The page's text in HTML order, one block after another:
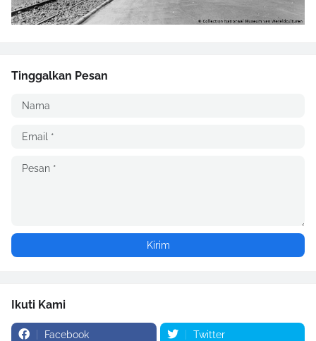
Tinggalkan Pesan
Ikuti Kami
Facebook Twitter